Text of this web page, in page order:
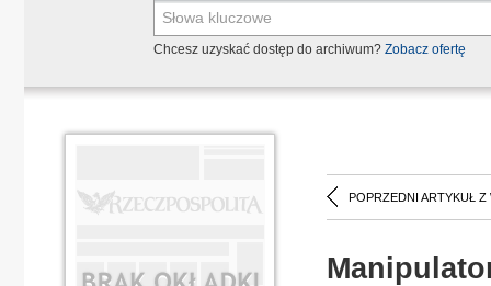
Chcesz uzyskać dostęp do archiwum? Zobacz ofertę
POPRZEDNI ARTYKUŁ Z